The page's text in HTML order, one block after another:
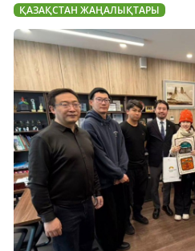
ҚАЗАҚСТАН ЖАҢАЛЫҚТАРЫ